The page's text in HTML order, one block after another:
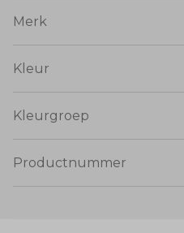
Merk
Kleur
Kleurgroep
Productnummer